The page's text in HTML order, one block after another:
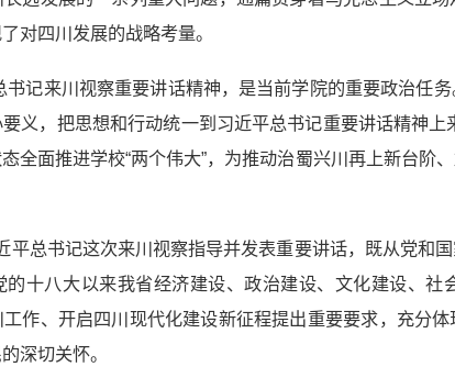
对四川发展的战略考量。
书记来川视察重要讲话精神，是当前学院的重要政治任
义，把思想和行动统一到习近平总书记重要讲话精神上
全面推进学校“两个伟大”，为推动治蜀兴川再上新台阶
平总书记这次来川视察指导并发表重要讲话，既从党和
的十八大以来我省经济建设、政治建设、文化建设、社
作、开启四川现代化建设新征程提出重要要求，充分
深切关怀。